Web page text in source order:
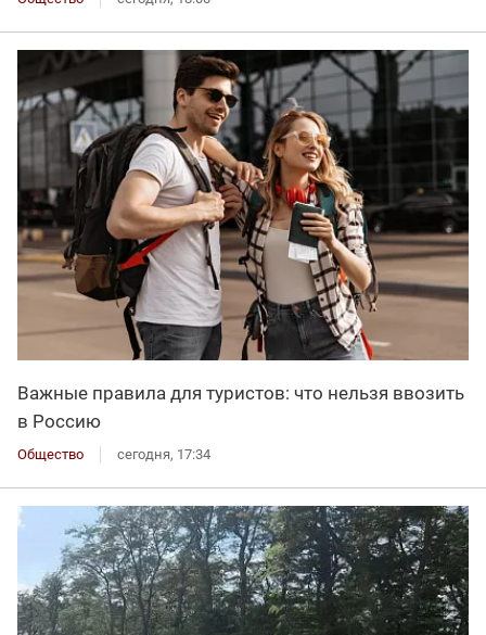
Важные правила для туристов: что нельзя ввозить
в Россию
Общество сегодня, 17:34